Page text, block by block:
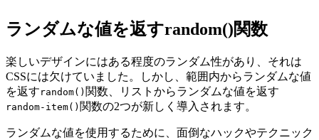
ランダムな値を返すrandom()関数
楽しいデザインにはある程度のランダム性があり、それは
CSSには欠けていました。しかし、 範囲内からランダムな値
を返す random() 関数、 リストからランダムな値を返す
random-item() 関数の2つが新しく導入されます。
ランダムな値を使用するために、面倒なハックやテクニック